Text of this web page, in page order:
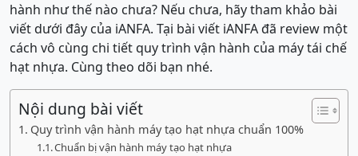
hành như thế nào chưa? Nếu chưa, hãy tham khảo bài
viết dưới đây của iANFA. Tại bài viết iANFA đã review một
cách vô cùng chi tiết quy trình vận hành của máy tái chế
hạt nhựa. Cùng theo dõi bạn nhé.
Nội dung bài viết
Quy trình vận hành máy tạo hạt nhựa chuẩn 100%
Chuẩn bị vận hành máy tạo hạt nhựa